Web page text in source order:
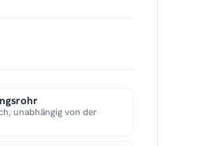
unabhängig von der